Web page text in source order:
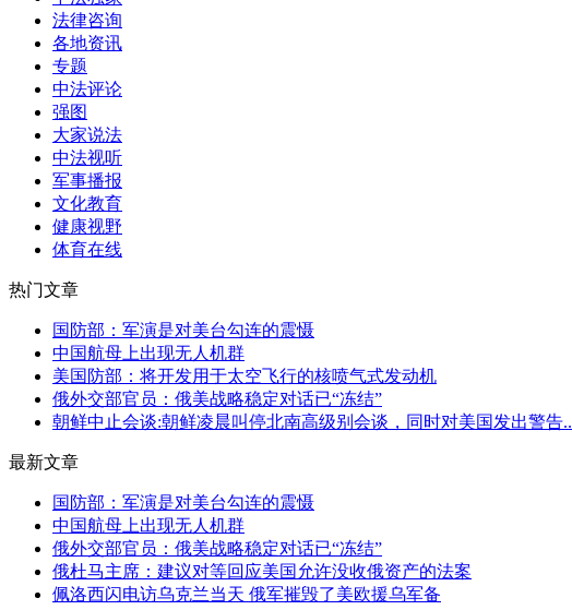
法律咨询
各地资讯
专题
中法评论
强图
大家说法
中法视听
军事播报
文化教育
健康视野
体育在线
热门文章
国防部：军演是对美台勾连的震慑
中国航母上出现无人机群
美国防部：将开发用于太空飞行的核喷气式发动机
俄外交部官员：俄美战略稳定对话已“冻结”
朝鲜中止会谈:朝鲜凌晨叫停北南高级别会谈，同时对美国发出警告..
最新文章
国防部：军演是对美台勾连的震慑
中国航母上出现无人机群
俄外交部官员：俄美战略稳定对话已“冻结”
俄杜马主席：建议对等回应美国允许没收俄资产的法案
佩洛西闪电访乌克兰当天 俄军摧毁了美欧援乌军备